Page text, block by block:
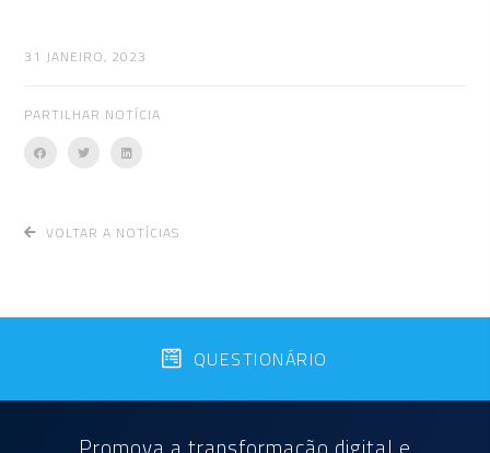
31 JANEIRO, 2023
PARTILHAR NOTÍCIA
VOLTAR A NOTÍCIAS
QUESTIONÁRIO